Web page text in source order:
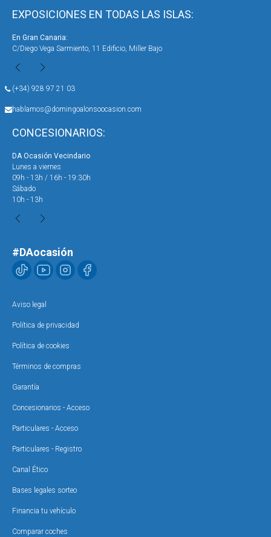
EXPOSICIONES EN TODAS LAS ISLAS:
En Gran Canaria:
C/Diego Vega Sarmiento, 11 Edificio, Miller Bajo
(+34) 928 97 21 03
hablamos@domingoalonsoocasion.com
CONCESIONARIOS:
DA Ocasión Vecindario
Lunes a viernes
09h - 13h / 16h - 19:30h
Sábado
10h - 13h
#DAocasión
Aviso legal
Política de privacidad
Política de cookies
Términos de compras
Garantía
Concesionarios - Acceso
Particulares - Acceso
Particulares - Registro
Canal Ético
Bases legales sorteo
Financia tu vehículo
Comparar coches